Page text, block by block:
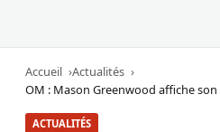
Accueil
Actualités
OM : Mason Greenwood affiche
ACTUALITÉS